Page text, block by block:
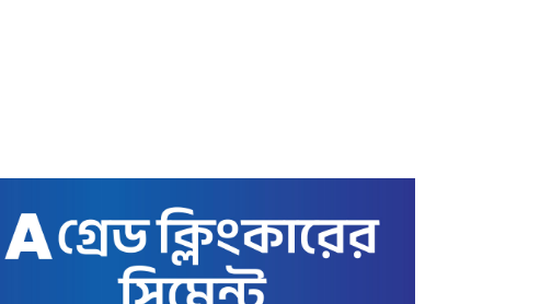
স্বর্ণের বাজার আজ ৩ মে ২২
ক্যারেটের ভরি কত টাকায়
বিক্রি হচ্ছে